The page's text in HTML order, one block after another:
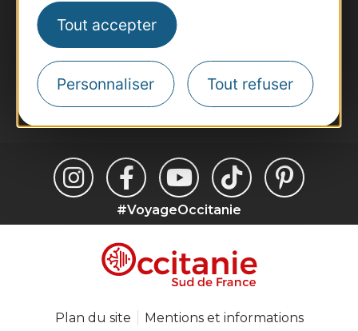
Tout accepter
Personnaliser Tout refuser
Destination Sport
Inscrivez-vous à la lettre d'information
Destination Occitanie pour recevoir des
suggestions de séjours, de visites et de sorties.
Je m'abonne
#VoyageOccitanie
Plan du site Mentions et informations